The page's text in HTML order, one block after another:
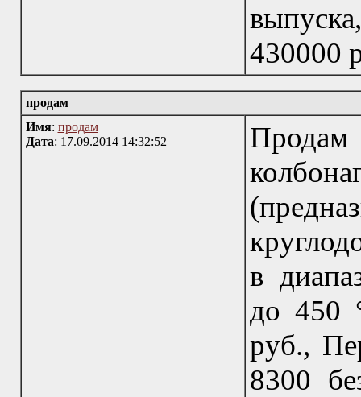
430000
продам
Имя: продам
Дата: 17.09.2014 14:32:52
Продам
в
до 450
руб.,
8300